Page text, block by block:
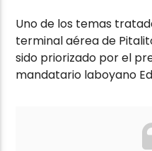
Uno de los temas
terminal aérea de
sido priorizado por el
mandatario laboyano